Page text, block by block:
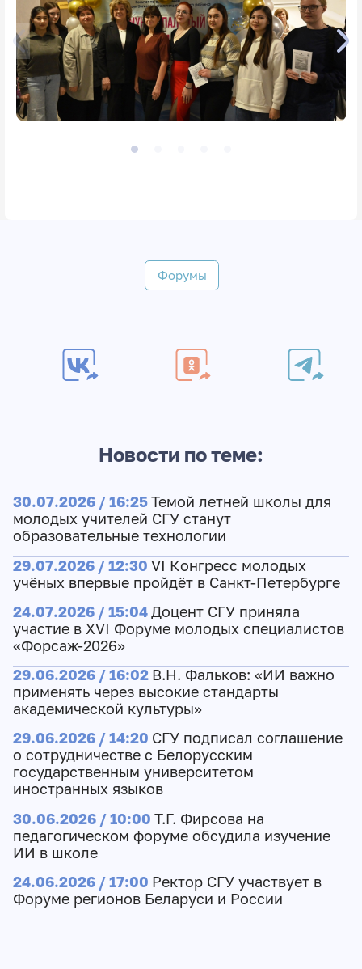
Форумы
Новости по теме:
30.07.2026 / 16:25Темой летней школы для
молодых учителей СГУ станут
образовательные технологии
29.07.2026 / 12:30 VI Конгресс молодых
учёных впервые пройдёт в Санкт-Петербурге
24.07.2026 / 15:04Доцент СГУ приняла
участие в XVI Форуме молодых специалистов
«Форсаж-2026»
29.06.2026 / 16:02 В.Н. Фальков: «ИИ важно
применять через высокие стандарты
академической культуры»
29.06.2026 / 14:20 СГУ подписал соглашение
о сотрудничестве с Белорусским
государственным университетом
иностранных языков
30.06.2026 / 10:00 Т.Г. Фирсова на
педагогическом форуме обсудила изучение
ИИ в школе
24.06.2026 / 17:00 Ректор СГУ участвует в
Форуме регионов Беларуси и России